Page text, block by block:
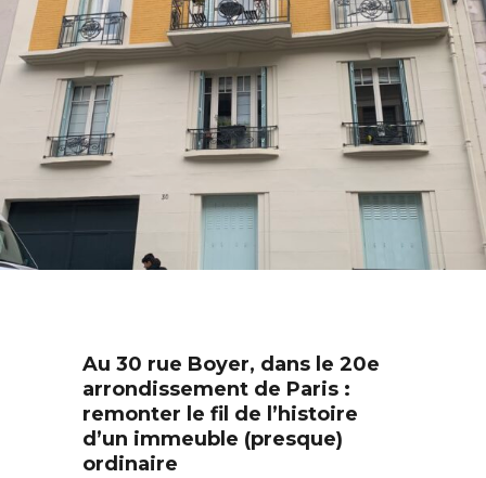
Au 30 rue Boyer, dans le 20e
arrondissement de Paris :
remonter le fil de l’histoire
d’un immeuble (presque)
ordinaire